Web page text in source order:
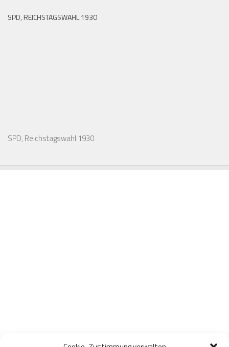
SPD, REICHSTAGSWAHL 1930
SPD, Reichstagswahl 1930